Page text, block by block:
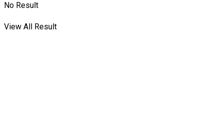
No Result
View All Result